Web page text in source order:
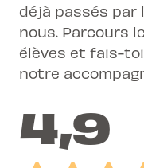
déjà passés par
nous. Parcours
élèves et fais-
notre
4,9